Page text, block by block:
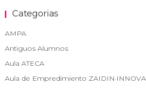
Categorias
AMPA
Antiguos Alumnos
Aula ATECA
Aula de Empredimiento ZAIDIN·INNOVA